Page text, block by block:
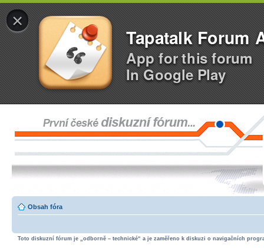
×
Tapatalk Forum
App for this forum
In Google Play
Obsah fóra
Toto diskuzní fórum je „odborně – technické“ a je zaměřeno k diskuzi o navigačních